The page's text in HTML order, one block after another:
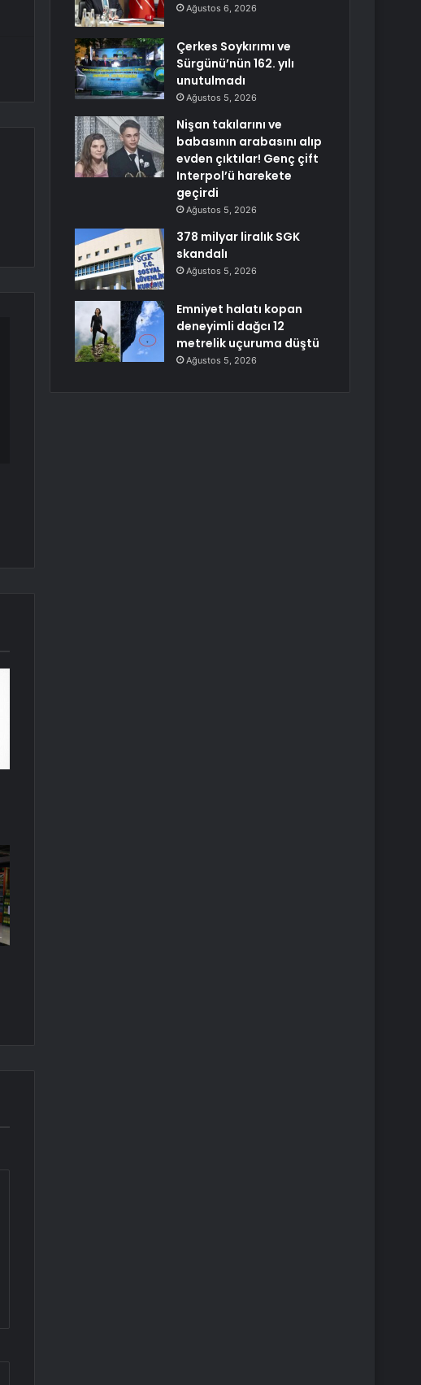
Ağustos 6, 2026
Çerkes Soykırımı ve
Sürgünü’nün 162. yılı
unutulmadı
Ağustos 5, 2026
Nişan takılarını ve
babasının arabasını alıp
evden çıktılar! Genç çift
Interpol’ü harekete
geçirdi
Ağustos 5, 2026
378 milyar liralık SGK
skandalı
Ağustos 5, 2026
Emniyet halatı kopan
deneyimli dağcı 12
metrelik uçuruma düştü
Ağustos 5, 2026